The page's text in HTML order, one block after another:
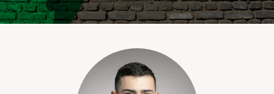
Unterstützung im Arbeitsalltag
Ihre Rechte